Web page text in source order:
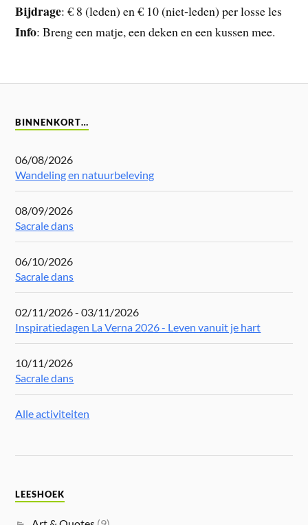
Bijdrage: € 8 (leden) en € 10 (niet-leden) per losse les
Info: Breng een matje, een deken en een kussen mee.
BINNENKORT…
06/08/2026
Wandeling en natuurbeleving
08/09/2026
Sacrale dans
06/10/2026
Sacrale dans
02/11/2026 - 03/11/2026
Inspiratiedagen La Verna 2026 - Leven vanuit je hart
10/11/2026
Sacrale dans
Alle activiteiten
LEESHOEK